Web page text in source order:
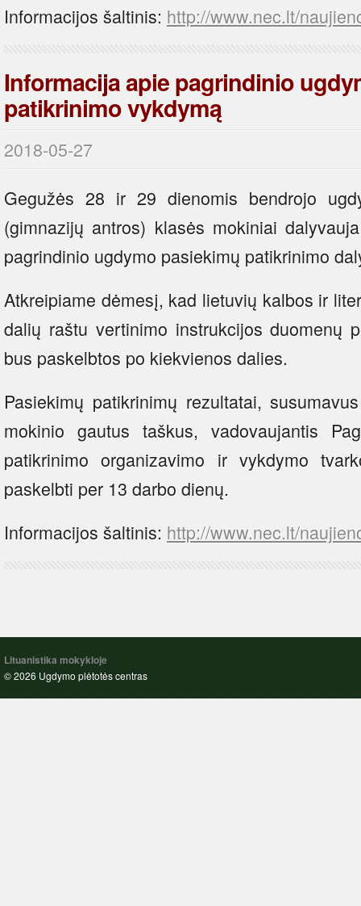
Informacijos šaltinis: http://www.nec.lt/
Informacija apie pagrindinio
patikrinimo vykdymą
2018-05-27
Gegužės 28 ir 29 dienomis bendrojo
(gimnazijų antros) klasės mokiniai
pagrindinio ugdymo pasiekimų patikrinimo
Atkreipiame dėmesį, kad lietuvių kalbos ir
dalių raštu vertinimo instrukcijos duomenų
bus paskelbtos po kiekvienos dalies.
Pasiekimų patikrinimų rezultatai,
mokinio gautus taškus, vadovaujantis
patikrinimo organizavimo ir vykdymo
paskelbti per 13 darbo dienų.
Informacijos šaltinis: http://www.nec.lt/
Lituanistika mokykloje
© 2026 Ugdymo plėtotės centras